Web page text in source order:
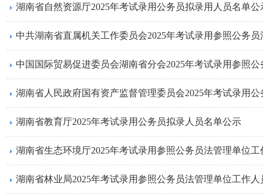
湖南省自然资源厅2025年考试录用公务员拟录用人员名单公
湖南省人民政府国有资产监督管理委员会2025年考试录用
湖南省教育厅2025年考试录用公务员拟录人员名单公示
湖南省生态环境厅2025年考试录用参照公务员法管理单位
湖南省林业局2025年考试录用参照公务员法管理单位工作